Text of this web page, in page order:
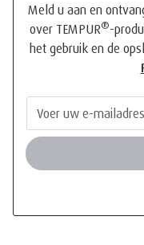
Meld u aan en
over TEMPUR®-
het gebruik en de